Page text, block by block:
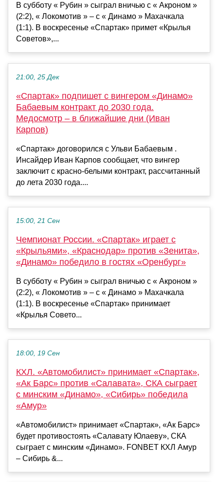
В субботу « Рубин » сыграл вничью с « Акроном »
(2:2), « Локомотив » – с « Динамо » Махачкала
(1:1). В воскресенье «Спартак» примет «Крылья
Советов»,...
21:00, 25 Дек
«Спартак» подпишет с вингером «Динамо»
Бабаевым контракт до 2030 года.
Медосмотр – в ближайшие дни (Иван
Карпов)
«Спартак» договорился с Ульви Бабаевым .
Инсайдер Иван Карпов сообщает, что вингер
заключит с красно-белыми контракт, рассчитанный
до лета 2030 года....
15:00, 21 Сен
Чемпионат России. «Спартак» играет с
«Крыльями», «Краснодар» против «Зенита»,
«Динамо» победило в гостях «Оренбург»
В субботу « Рубин » сыграл вничью с « Акроном »
(2:2), « Локомотив » – с « Динамо » Махачкала
(1:1). В воскресенье «Спартак» принимает
«Крылья Совето...
18:00, 19 Сен
КХЛ. «Автомобилист» принимает «Спартак»,
«Ак Барс» против «Салавата», СКА сыграет
с минским «Динамо», «Сибирь» победила
«Амур»
«Автомобилист» принимает «Спартак», «Ак Барс»
будет противостоять «Салавату Юлаеву», СКА
сыграет с минским «Динамо». FONBET КХЛ Амур
– Сибирь &...